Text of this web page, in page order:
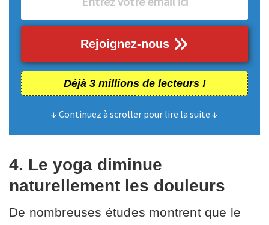
Rejoignez-nous
Déjà 3 millions de lecteurs !
↓ Continuez à scroller pour lire la suite ↓
4. Le yoga diminue
naturellement les douleurs
De nombreuses études montrent que le